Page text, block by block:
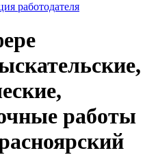
работодателя
работы